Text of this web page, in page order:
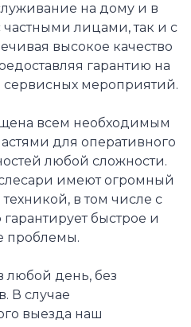
на дому и в
частными лицами, так и с
высокое качество
гарантию на
мероприятий.
всем необходимым
для оперативного
любой сложности.
имеют огромный
в том числе с
быстрое и
проблемы.
любой день, без
В случае
выезда наш